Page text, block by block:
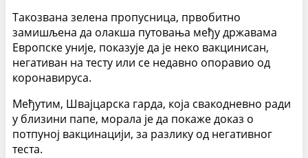
Такозвана зелена пропусница, првобитно
замишљена да олакша путовања међу државама
Европске уније, показује да је неко вакцинисан,
негативан на тесту или се недавно опоравио од
коронавируса.
Међутим, Швајцарска гарда, која свакодневно ради
у близини папе, морала је да покаже доказ о
потпуној вакцинацији, за разлику од негативног
теста.